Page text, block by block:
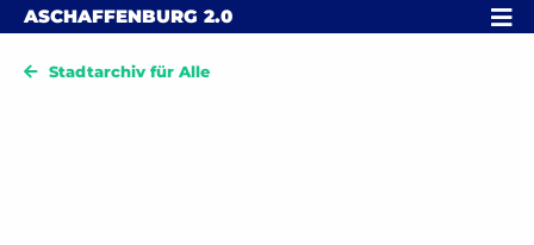
Skip to content
ASCHAFFENBURG 2.0 MENÜ
Stadtarchiv für Alle